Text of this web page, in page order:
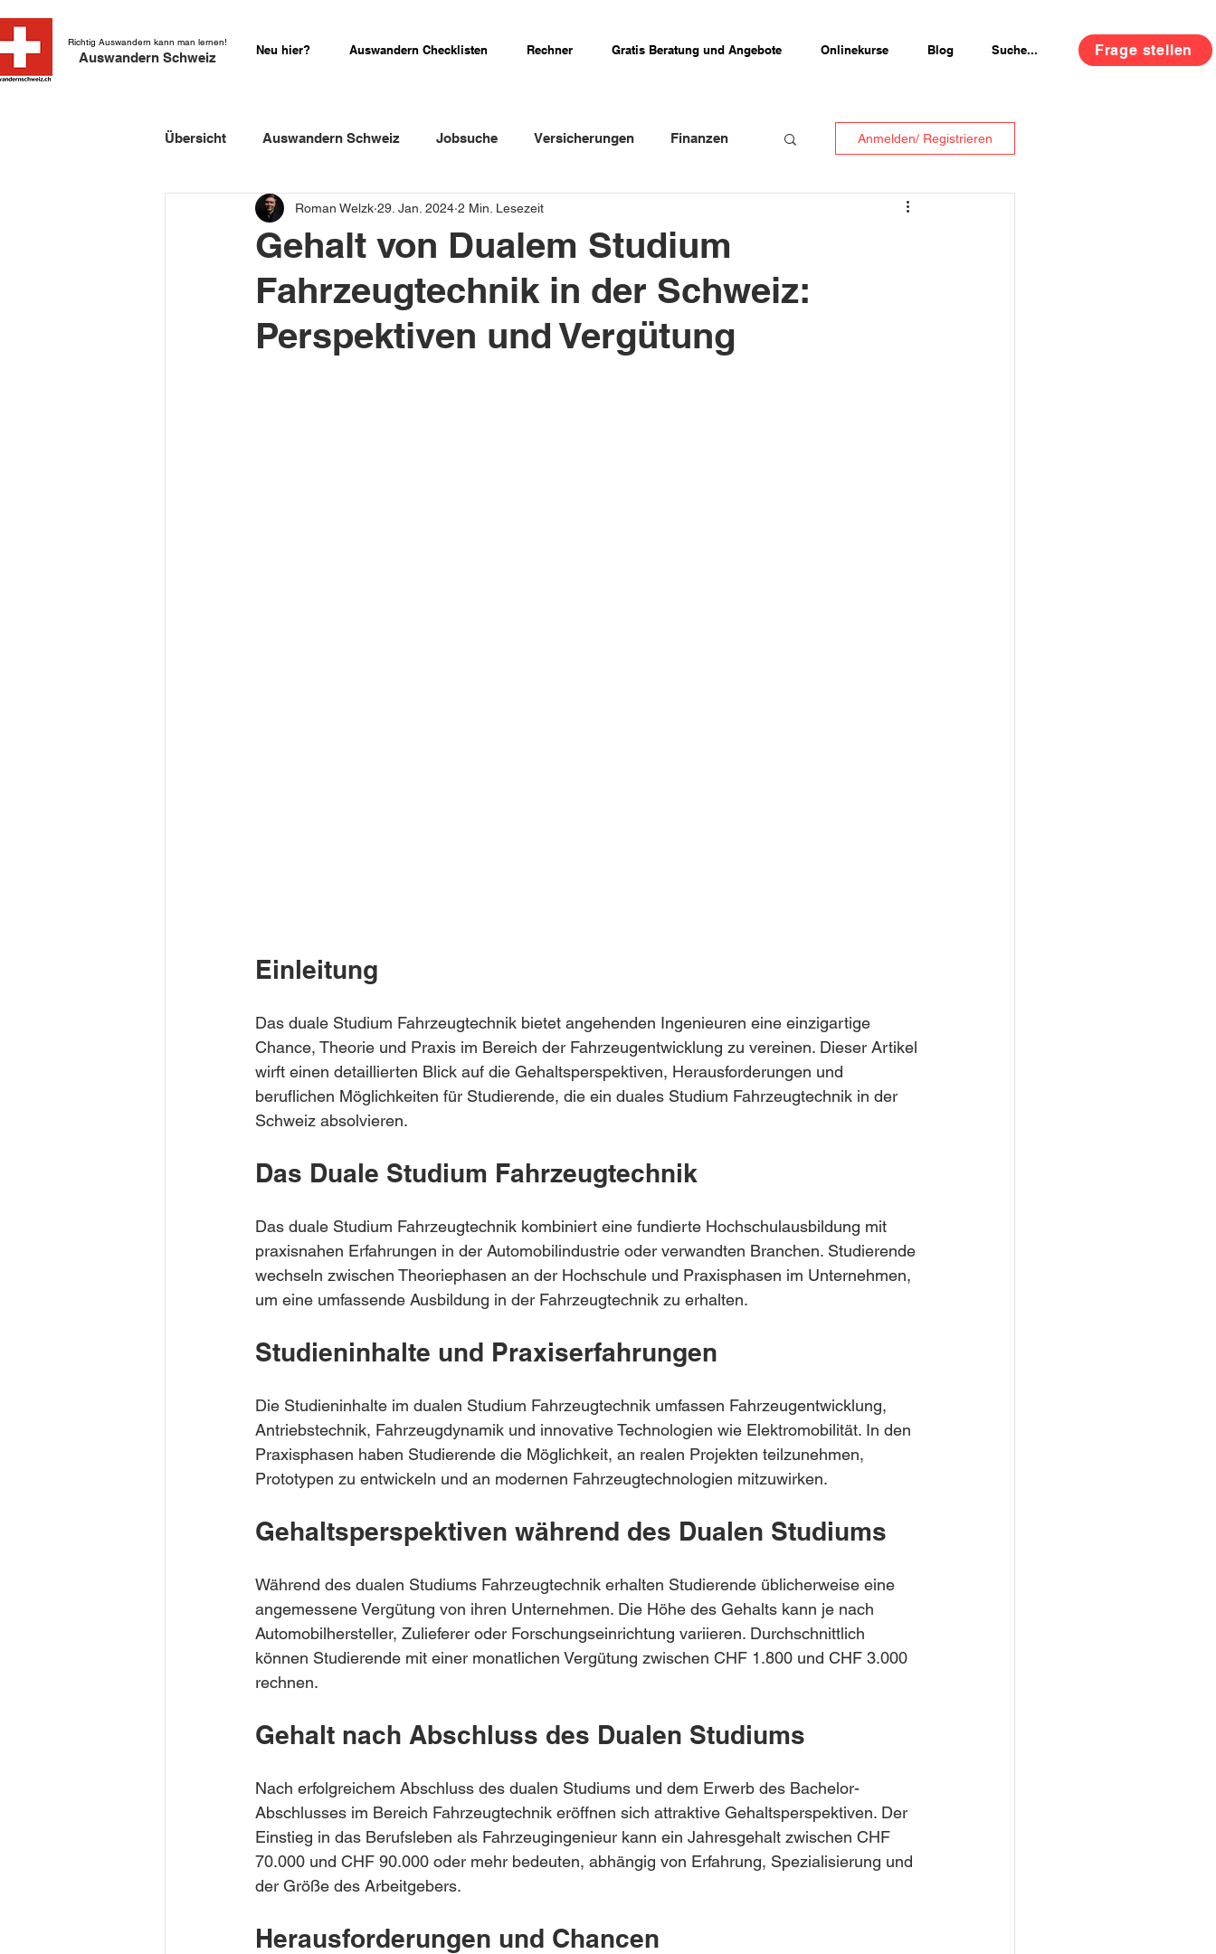
Richtig Auswandern kann man lernen!
Auswandern Schweiz Neu hier? Auswandern Checklisten Rechner Gratis Beratung und Angebote Onlinekurse Blog Suche... Frage stellen
Übersicht Auswandern Schweiz Jobsuche Versicherungen Finanzen
Einbürgerung Schweiz Schweizer Firmenportraits
Schweizer Kurzgeschichten Erfahrungsberichte
Anmelden/ Registrieren
Gehalt von Dualem Studium
Fahrzeugtechnik in der Schweiz:
Perspektiven und Vergütung
Roman Welzk 29. Jan. 2024 2 Min. Lesezeit
Einleitung
Das duale Studium Fahrzeugtechnik bietet angehenden Ingenieuren eine einzigartige
Chance, Theorie und Praxis im Bereich der Fahrzeugentwicklung zu vereinen. Dieser Artikel
wirft einen detaillierten Blick auf die Gehaltsperspektiven, Herausforderungen und
beruflichen Möglichkeiten für Studierende, die ein duales Studium Fahrzeugtechnik in der
Schweiz absolvieren.
Das Duale Studium Fahrzeugtechnik
Das duale Studium Fahrzeugtechnik kombiniert eine fundierte Hochschulausbildung mit
praxisnahen Erfahrungen in der Automobilindustrie oder verwandten Branchen. Studierende
wechseln zwischen Theoriephasen an der Hochschule und Praxisphasen im Unternehmen,
um eine umfassende Ausbildung in der Fahrzeugtechnik zu erhalten.
Studieninhalte und Praxiserfahrungen
Die Studieninhalte im dualen Studium Fahrzeugtechnik umfassen Fahrzeugentwicklung,
Antriebstechnik, Fahrzeugdynamik und innovative Technologien wie Elektromobilität. In den
Praxisphasen haben Studierende die Möglichkeit, an realen Projekten teilzunehmen,
Prototypen zu entwickeln und an modernen Fahrzeugtechnologien mitzuwirken.
Gehaltsperspektiven während des Dualen Studiums
Während des dualen Studiums Fahrzeugtechnik erhalten Studierende üblicherweise eine
angemessene Vergütung von ihren Unternehmen. Die Höhe des Gehalts kann je nach
Automobilhersteller, Zulieferer oder Forschungseinrichtung variieren. Durchschnittlich
können Studierende mit einer monatlichen Vergütung zwischen CHF 1.800 und CHF 3.000
rechnen.
Gehalt nach Abschluss des Dualen Studiums
Nach erfolgreichem Abschluss des dualen Studiums und dem Erwerb des Bachelor-
Abschlusses im Bereich Fahrzeugtechnik eröffnen sich attraktive Gehaltsperspektiven. Der
Einstieg in das Berufsleben als Fahrzeugingenieur kann ein Jahresgehalt zwischen CHF
70.000 und CHF 90.000 oder mehr bedeuten, abhängig von Erfahrung, Spezialisierung und
der Größe des Arbeitgebers.
Herausforderungen und Chancen